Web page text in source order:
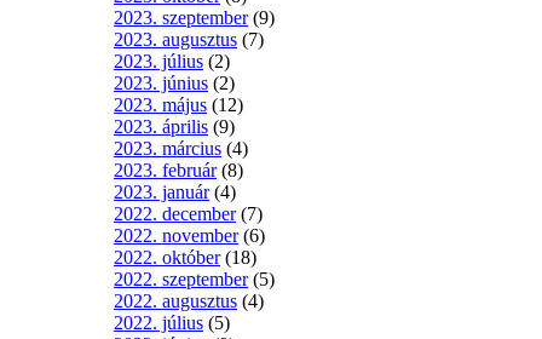
2023. szeptember(9)
2023. augusztus (7)
2023. július (2)
2023. június (2)
2023. május (12)
2023. április (9)
2023. március (4)
2023. február(8)
2023. január(4)
2022. december(7)
2022. november(6)
2022. október(18)
2022. szeptember(5)
2022. augusztus (4)
2022. július (5)